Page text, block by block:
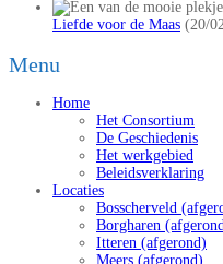
Liefde voor de Maas (20/
Menu
Home
Het Consortium
De Geschiedenis
Het werkgebied
Beleidsverklaring
Locaties
Bosscherveld
Borgharen
Itteren (afgerond)
Meers (afgerond)